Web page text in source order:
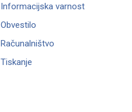
Informacijska varnost
Obvestilo
Računalništvo
Tiskanje